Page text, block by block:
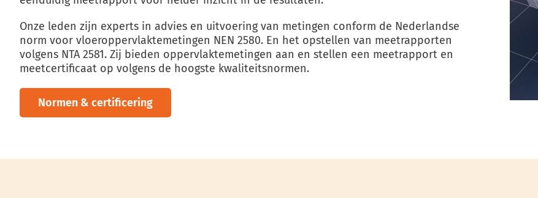
Onze leden zijn experts in advies en uitvoering van metingen conform de Nederlandse
norm voor vloeroppervlaktemetingen NEN 2580. En het opstellen van meetrapporten
volgens NTA 2581. Zij bieden oppervlaktemetingen aan en stellen een meetrapport en
meetcertificaat op volgens de hoogste kwaliteitsnormen.
Normen & certificering